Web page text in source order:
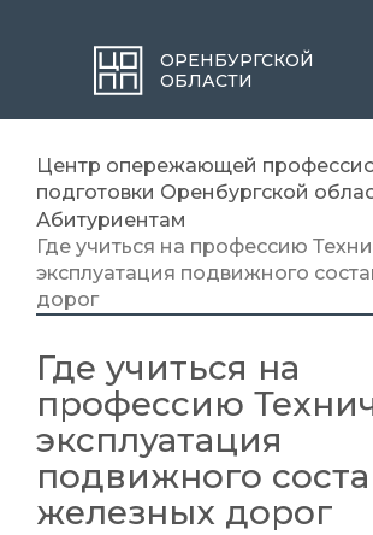
ОРЕНБУРГСКОЙ
ОБЛАСТИ
Центр опережающей
подготовки Оренбургской
Абитуриентам
Где учиться на профессию
эксплуатация подвижного
дорог
Где учиться на
профессию
эксплуатация
подвижного
железных дорог